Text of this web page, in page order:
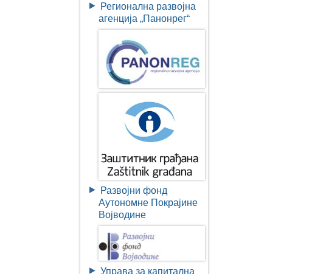
Регионална развојна
агенција „Панонрег“
Развојни фонд
Аутономне Покрајине
Војводине
Управа за капитална